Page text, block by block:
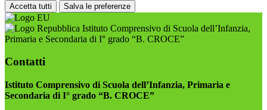
Accetta tutti Salva le preferenze
Istituto Comprensivo di Scuola dell’Infanzia,
Primaria e Secondaria di I° grado “B. CROCE”
Contatti
Istituto Comprensivo di Scuola dell’Infanzia, Primaria e
Secondaria di I° grado “B. CROCE”